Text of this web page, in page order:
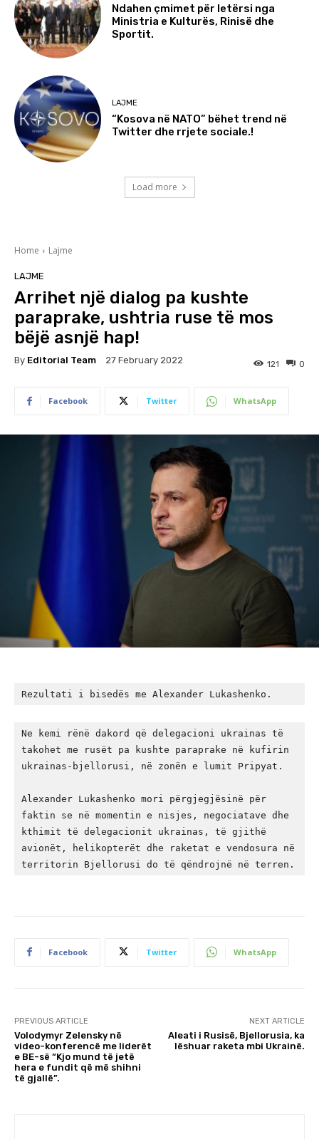
Ndahen çmimet për letërsi nga
Ministria e Kulturës, Rinisë dhe
Sportit.
LAJME
“Kosova në NATO” bëhet trend në
Twitter dhe rrjete sociale.!
Load more